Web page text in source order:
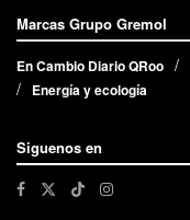
Marcas Grupo Gremol
En Cambio Diario QRoo
Energía y ecología
Siguenos en